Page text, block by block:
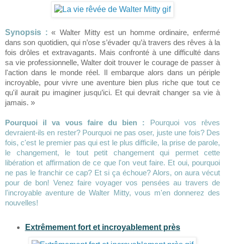
Synopsis : «Walter Mitty est un homme ordinaire, enfermé
dans son quotidien, qui n’ose s’évader qu’à travers des rêves à la
fois drôles et extravagants. Mais confronté à une difficulté dans
sa vie professionnelle, Walter doit trouver le courage de passer à
l'action dans le monde réel. Il embarque alors dans un périple
incroyable, pour vivre une aventure bien plus riche que tout ce
qu'il aurait pu imaginer jusqu’ici. Et qui devrait changer sa vie à
jamais. »
Pourquoi il va vous faire du bien : Pourquoi vos rêves
devraient-ils en rester? Pourquoi ne pas oser, juste une fois? Des
fois, c'est le premier pas qui est le plus difficile, la prise de parole,
le changement, le tout petit changement qui permet cette
libération et affirmation de ce que l'on veut faire. Et oui, pourquoi
ne pas le franchir ce cap? Et si ça échoue? Alors, on aura vécut
pour de bon! Venez faire voyager vos pensées au travers de
l'incroyable aventure de Walter Mitty, vous m'en donnerez des
nouvelles!
Extrêmement fort et incroyablement près